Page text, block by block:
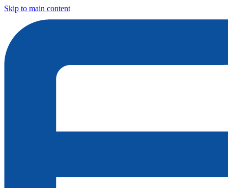
Skip to main content